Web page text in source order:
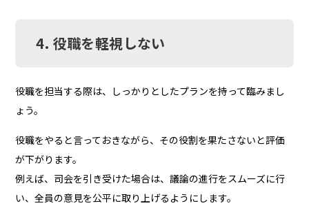
4. 役職を軽視しない
役職を担当する際は、しっかりとしたプランを持って臨みまし
ょう。
役職をやると言っておきながら、その役割を果たさないと評価
が下がります。
例えば、司会を引き受けた場合は、議論の進行をスムーズに行
い、全員の意見を公平に取り上げるようにします。